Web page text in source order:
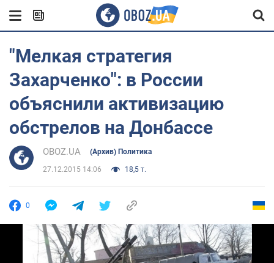
"Мелкая стратегия
Захарченко": в России
объяснили активизацию
обстрелов на Донбассе
OBOZ.UA (Архив) Политика
27.12.2015 14:06 18,5 т.
0